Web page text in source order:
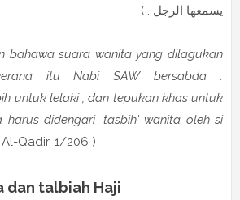
يسمعها الرجل . )
bahawa suara wanita yang dilagukan
itu Nabi SAW bersabda :
untuk lelaki , dan tepukan khas untuk
didengari ‘tasbih' wanita oleh si
Qadir, 1/206 )
dan talbiah Haji